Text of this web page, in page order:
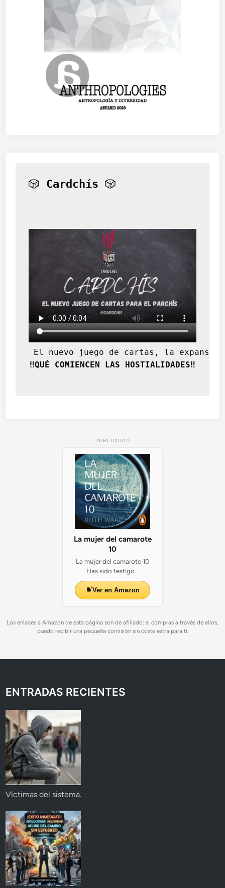
🎲 Cardchís 🎲
El nuevo juego de cartas, la
‼️QUÉ COMIENCEN LAS HOSTIALIDADES‼️
PUBLICIDAD
La mujer del camarote
10
La mujer del camarote 10
Has sido testigo...
Ver en Amazon
Los enlaces a Amazon de esta página son de afiliado: si compras a través de ellos,
puedo recibir una pequeña comisión sin coste extra para ti.
ENTRADAS RECIENTES
Víctimas del sistema.